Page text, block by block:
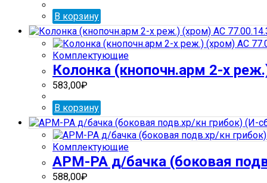
В корзину
Комплектующие
Колонка (кнопочн.арм 2-х
583,00₽
В корзину
Комплектующие
АРМ-РА д/бачка (боковая
588,00₽